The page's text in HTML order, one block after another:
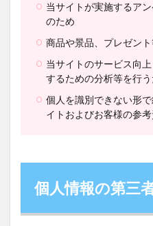
当サイトが実施するア
のため
商品や景品、プレゼント
当サイトのサービス向
するための分析等を行う
個人を識別できない形
イトおよびお客様の参考
個人情報の第三